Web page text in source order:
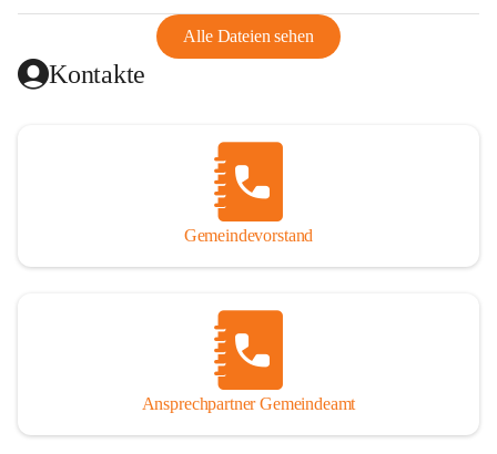
Alle Dateien sehen
Kontakte
Gemeindevorstand
Ansprechpartner Gemeindeamt